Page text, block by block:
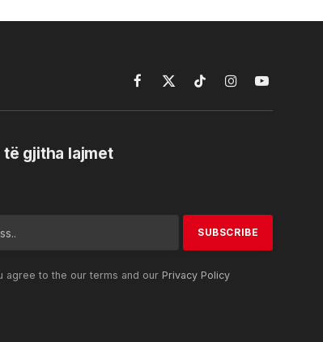
Facebook
X
TikTokInstagramYouTube
gjitha lajmet
agree to the our terms and our Privacy Policy